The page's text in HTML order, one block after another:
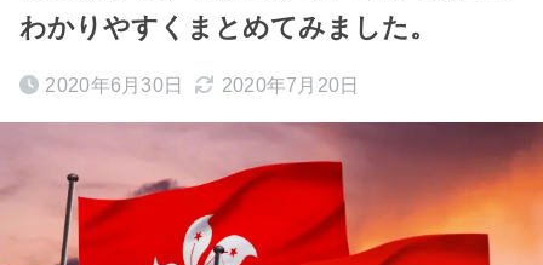
わかりやすくまとめてみました。
2020年6月30日 2020年7月20日